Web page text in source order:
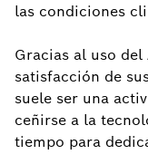
las condiciones
Gracias al uso del
satisfacción de
suele ser una
ceñirse a la
tiempo para